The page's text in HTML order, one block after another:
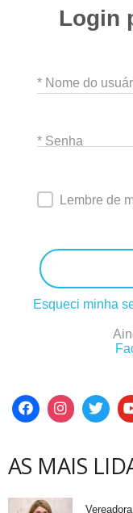
Login
* Nome do
* Senha
Lembre de
Esqueci minha
AS MAIS